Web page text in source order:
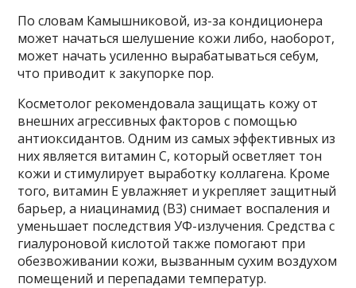
По словам Камышниковой, из-за кондиционера
может начаться шелушение кожи либо, наоборот,
может начать усиленно вырабатываться себум,
что приводит к закупорке пор.
Косметолог рекомендовала защищать кожу от
внешних агрессивных факторов с помощью
антиоксидантов. Одним из самых эффективных из
них является витамин С, который осветляет тон
кожи и стимулирует выработку коллагена. Кроме
того, витамин Е увлажняет и укрепляет защитный
барьер, а ниацинамид (B3) снимает воспаления и
уменьшает последствия УФ-излучения. Средства с
гиалуроновой кислотой также помогают при
обезвоживании кожи, вызванным сухим воздухом
помещений и перепадами температур.